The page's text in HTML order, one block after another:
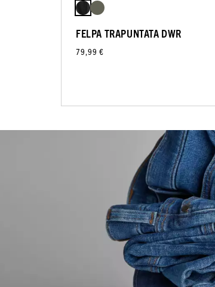
FELPA TRAPUNTATA DWR
79,99 €